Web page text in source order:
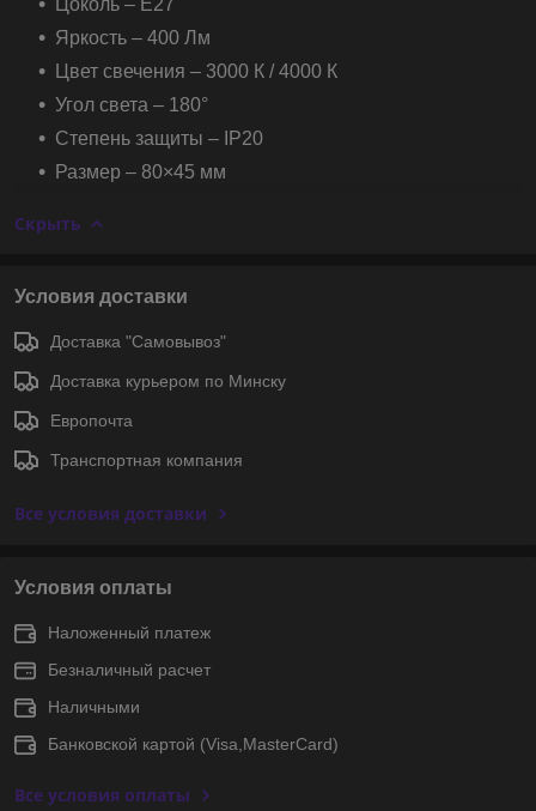
Яркость – 400 Лм
Цвет свечения – 3000 К / 4000 К
Угол света – 180°
Степень защиты – IP20
Размер – 80×45 мм
Скрыть
Условия доставки
Доставка "Самовывоз"
Доставка курьером по Минску
Европочта
Транспортная компания
Все условия доставки
Условия оплаты
Наложенный платеж
Безналичный расчет
Наличными
Банковской картой (Visa,MasterCard)
Все условия оплаты